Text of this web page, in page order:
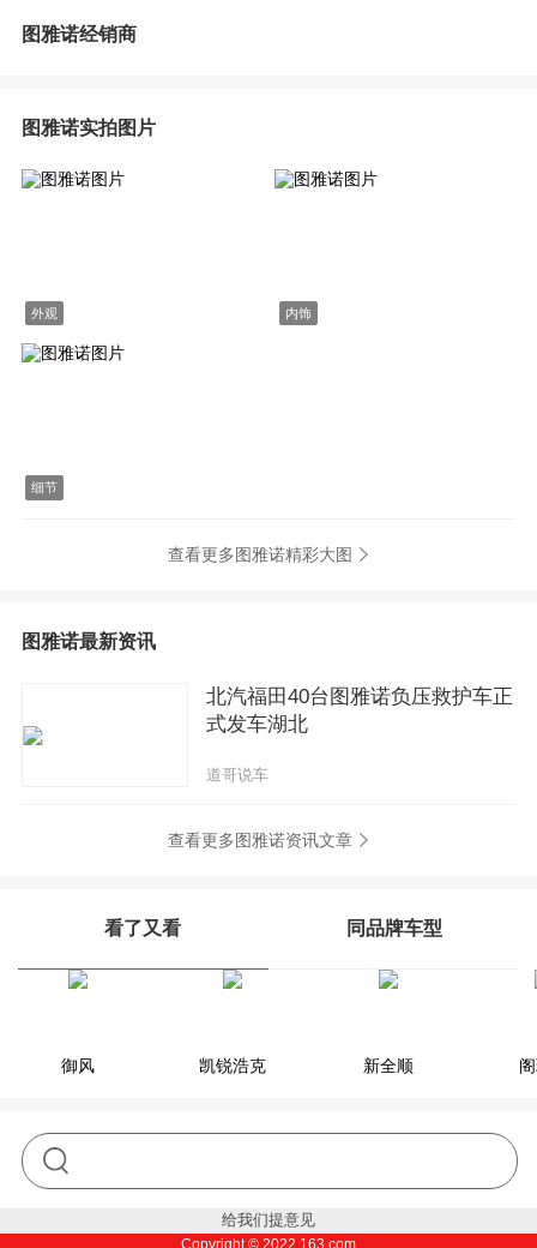
图雅诺经销商
图雅诺实拍图片
外观 内饰
细节
查看更多图雅诺精彩大图
图雅诺最新资讯
北汽福田40台图雅诺负压救护车正
式发车湖北
道哥说车
查看更多图雅诺资讯文章
看了又看 同品牌车型
御风 凯锐浩克 新全顺
风景G9 风景G7
给我们提意见
Copyright © 2022 163.com